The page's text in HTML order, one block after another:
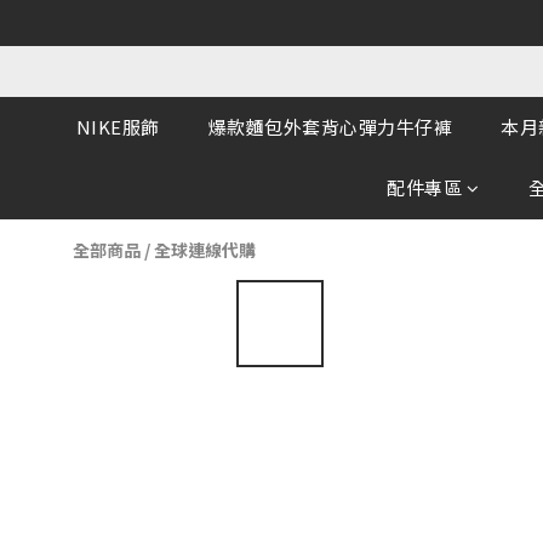
NIKE服飾 爆款麵包外套背心彈力牛仔褲 本
配件專區
全部商品 /全球連線代購